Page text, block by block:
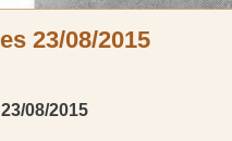
23/08/2015
08/2015